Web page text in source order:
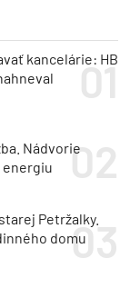
kancelárie: HB
Nádvorie
energiu
Petržalky.
domu